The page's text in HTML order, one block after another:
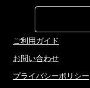
ご利用ガイド
お問い合わせ
プライバシーポリシー